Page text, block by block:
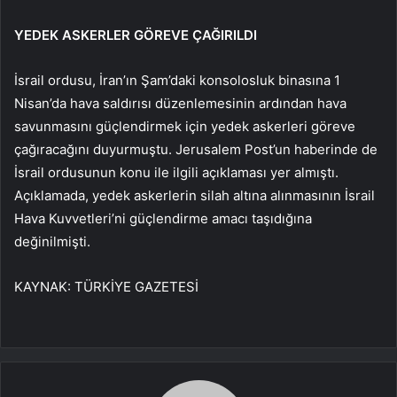
YEDEK ASKERLER GÖREVE ÇAĞIRILDI
İsrail ordusu, İran’ın Şam’daki konsolosluk binasına 1
Nisan’da hava saldırısı düzenlemesinin ardından hava
savunmasını güçlendirmek için yedek askerleri göreve
çağıracağını duyurmuştu. Jerusalem Post’un haberinde de
İsrail ordusunun konu ile ilgili açıklaması yer almıştı.
Açıklamada, yedek askerlerin silah altına alınmasının İsrail
Hava Kuvvetleri’ni güçlendirme amacı taşıdığına
değinilmişti.
KAYNAK: TÜRKİYE GAZETESİ